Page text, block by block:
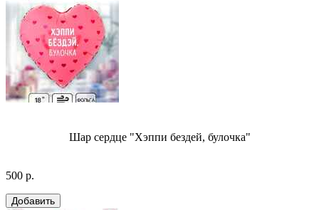
Шар сердце "Хэппи бездей, булочка"
500 р.